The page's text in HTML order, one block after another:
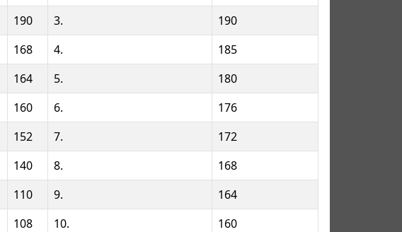
190 3.
190
168 4.
185
164 5.
180
160 6.
176
152 7.
172
140 8.
168
110 9.
164
108 10.
160